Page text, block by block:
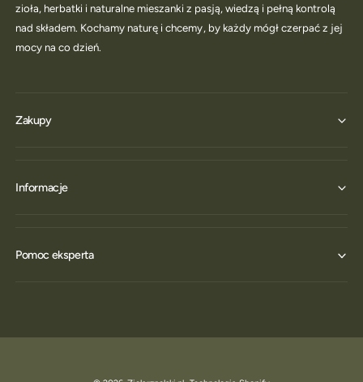
zioła, herbatki i naturalne mieszanki z pasją, wiedzą i pełną kontrolą
nad składem. Kochamy naturę i chcemy, by każdy mógł czerpać z jej
mocy na co dzień.
Zakupy
Informacje
Pomoc eksperta